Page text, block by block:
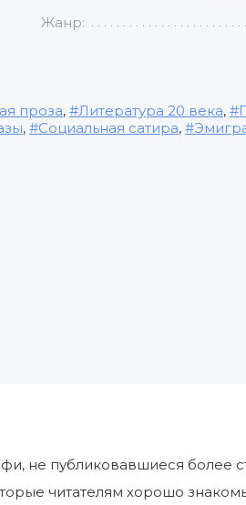
Жанр:
проза, Литература 20 века,
, Социальная сатира,
не публиковавшиеся более
читателям хорошо